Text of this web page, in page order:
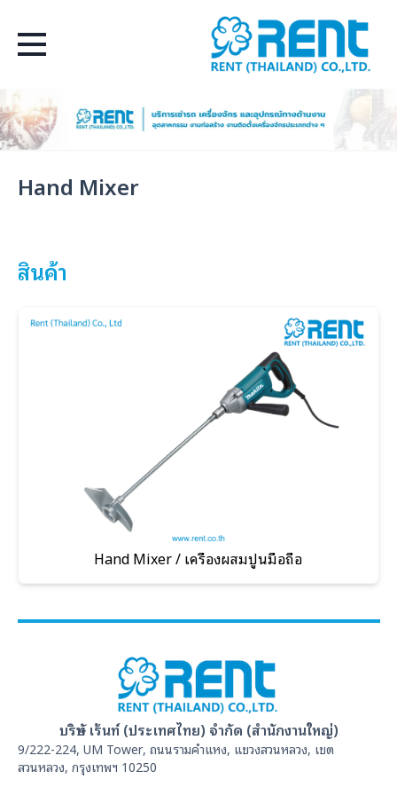
Select Language
▼
Hand Mixer
สินค้า
Hand Mixer / เครื่องผสมปูนมือถือ
บริษัท เร้นท์ (ประเทศไทย) จำกัด (สำนักงานใหญ่)
9/222-224, UM Tower, ถนนรามคำแหง, แขวงสวนหลวง, เขต
สวนหลวง, กรุงเทพฯ 10250